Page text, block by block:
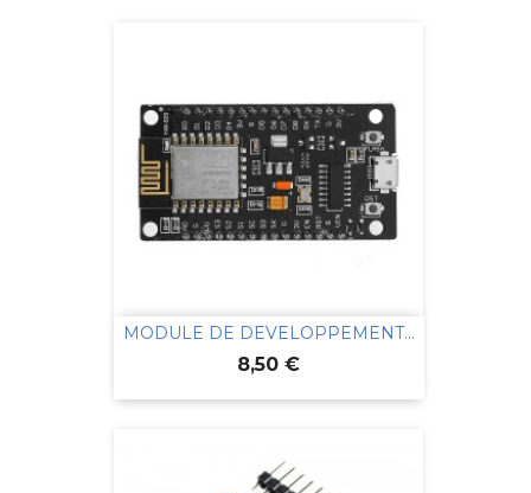
MODULE DE DEVELOPPEMENT...
Prix
8,50 €